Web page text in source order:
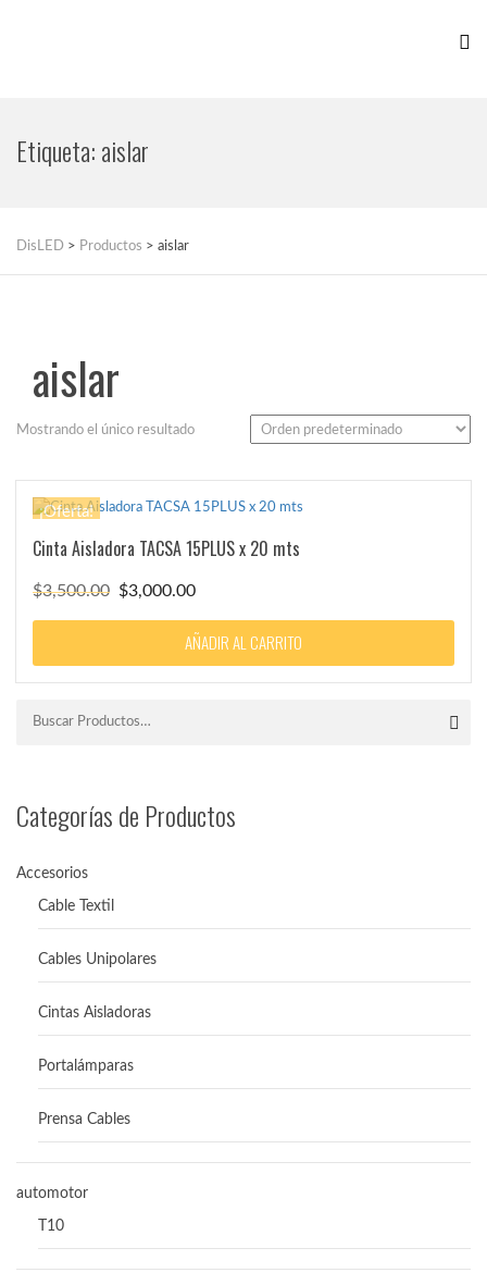
Etiqueta:aislar
DisLED > Productos > aislar
aislar
Mostrando el único resultado
¡Oferta!
Cinta Aisladora TACSA 15PLUS x 20 mts
$3,500.00
El$3,000.00El
actual
es:
AÑADIR AL CARRITO
Categorías de Productos
Accesorios
Cable Textil
Cables Unipolares
Cintas Aisladoras
Portalámparas
Prensa Cables
automotor
T10